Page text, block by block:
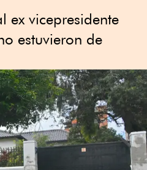
vicepresidente
estuvieron de